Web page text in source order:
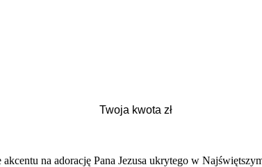
na adorację Pana Jezusa ukrytego w